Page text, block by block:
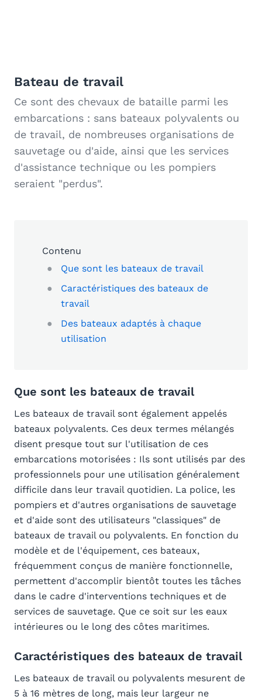
Bateau de travail
Ce sont des chevaux de bataille parmi les
embarcations : sans bateaux polyvalents ou
de travail, de nombreuses organisations de
sauvetage ou d'aide, ainsi que les services
d'assistance technique ou les pompiers
seraient "perdus".
Contenu
Que sont les bateaux de travail
Caractéristiques des bateaux de
travail
Des bateaux adaptés à chaque
utilisation
Que sont les bateaux de travail
Les bateaux de travail sont également appelés
bateaux polyvalents. Ces deux termes mélangés
disent presque tout sur l'utilisation de ces
embarcations motorisées : Ils sont utilisés par des
professionnels pour une utilisation généralement
difficile dans leur travail quotidien. La police, les
pompiers et d'autres organisations de sauvetage
et d'aide sont des utilisateurs "classiques" de
bateaux de travail ou polyvalents. En fonction du
modèle et de l'équipement, ces bateaux,
fréquemment conçus de manière fonctionnelle,
permettent d'accomplir bientôt toutes les tâches
dans le cadre d'interventions techniques et de
services de sauvetage. Que ce soit sur les eaux
intérieures ou le long des côtes maritimes.
Caractéristiques des bateaux de travail
Les bateaux de travail ou polyvalents mesurent de
5 à 16 mètres de long, mais leur largeur ne